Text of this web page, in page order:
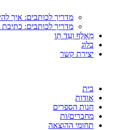
מדריך לכותבים: איך
מדריך לכותבים: כתיבת
מֵאָלֶף וְעַד תָּו
בלוג
יצירת קשר
בית
אודות
חנות הספרים
מחברים/ות
תחומי ההוצאה